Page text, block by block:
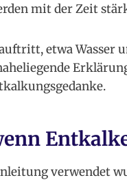
mit der Zeit
etwa Wasser
verwendet